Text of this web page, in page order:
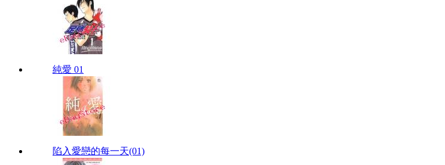
純愛 01
陷入愛戀的每一天(01)